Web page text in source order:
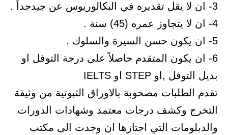
3- ان لا يقل تقديره في البكالوريوس عن جيدجداً .
4- ان لا يتجاوز عمره (45) سنة .
5- ان يكون حسن السيرة والسلوك .
6- ان يكون المتقدم حاصلاً على درجة التوفل او
بديل التوفل ,او STEP او IELTS
تقدم الطلبات مصحوبة بالاوراق الثبوتية من وثيقة
التخرج وكشف درجات معتمد وشهادات الدورات
والدبلومات التي اجتازها ان وجدت الى مكتب